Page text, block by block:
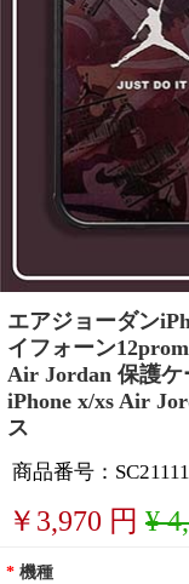
エアジョーダン
イフォーン
Air Jordan 保護ケ
iPhone x/xs Air
ス
商品番号：
￥ 3,970 円 ¥
* 機種